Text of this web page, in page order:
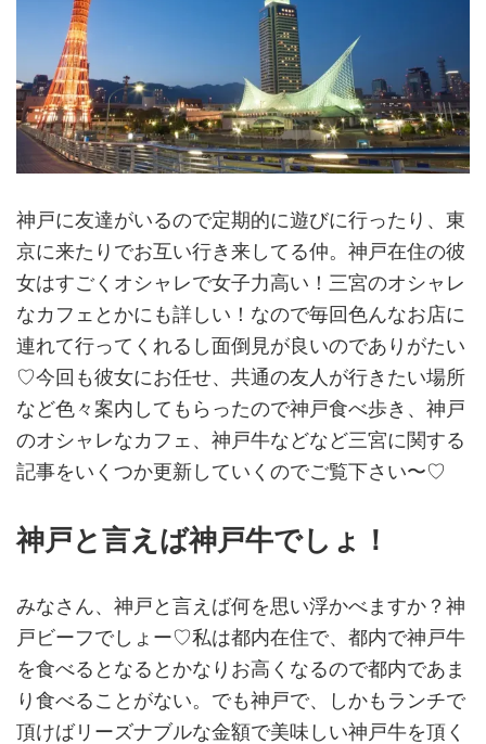
神戸に友達がいるので定期的に遊びに行ったり、東
京に来たりでお互い行き来してる仲。神戸在住の彼
女はすごくオシャレで女子力高い！三宮のオシャレ
なカフェとかにも詳しい！なので毎回色んなお店に
連れて行ってくれるし面倒見が良いのでありがたい
♡今回も彼女にお任せ、共通の友人が行きたい場所
など色々案内してもらったので神戸食べ歩き、神戸
のオシャレなカフェ、神戸牛などなど三宮に関する
記事をいくつか更新していくのでご覧下さい〜♡
神戸と言えば神戸牛でしょ！
みなさん、神戸と言えば何を思い浮かべますか？神
戸ビーフでしょー♡私は都内在住で、都内で神戸牛
を食べるとなるとかなりお高くなるので都内であま
り食べることがない。でも神戸で、しかもランチで
頂けばリーズナブルな金額で美味しい神戸牛を頂く